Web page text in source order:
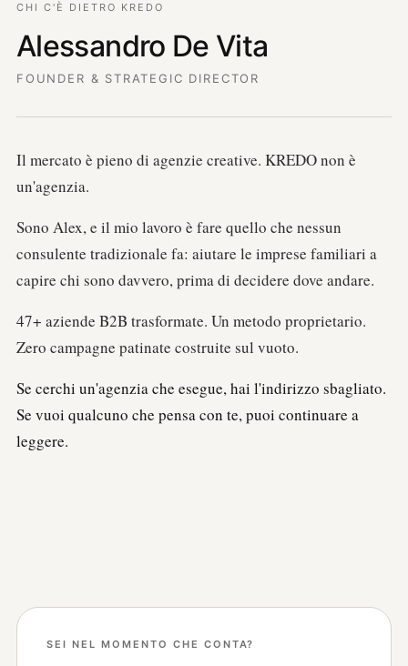
CHI C'È DIETRO KREDO
Alessandro De Vita
FOUNDER & STRATEGIC DIRECTOR
Il mercato è pieno di agenzie creative. KREDO non è
un'agenzia.
Sono Alex, e il mio lavoro è fare quello che nessun
consulente tradizionale fa: aiutare le imprese familiari a
capire chi sono davvero, prima di decidere dove andare.
47+ aziende B2B trasformate. Un metodo proprietario.
Zero campagne patinate costruite sul vuoto.
Se cerchi un'agenzia che esegue, hai l'indirizzo sbagliato.
Se vuoi qualcuno che pensa con te, puoi continuare a
leggere.
SEI NEL MOMENTO CHE CONTA?